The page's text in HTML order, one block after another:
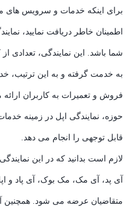
برای اینکه خدمات و سرویس های
اطمینان خاطر دریافت نمایید،
شما باشد. این نمایندگی، تعدادی
به خدمت گرفته و به این ترتیب،
فروش و تعمیرات به کاربران ارائه
حوزه، نمایندگی اپل در زمینه
قابل توجهی را انجام می دهد.
لازم است بدانید که در این
آی پد، آی مک، مک بوک، آی پاد و
متقاضیان عرضه می شود. همچنین